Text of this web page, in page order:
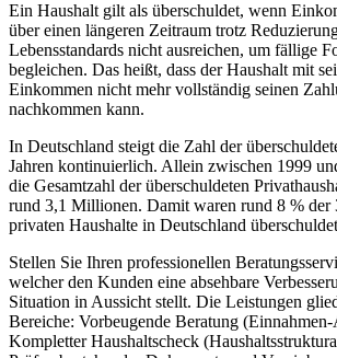
Ein Haushalt gilt als überschuldet, wenn
über einen längeren Zeitraum trotz
Lebensstandards nicht ausreichen, um fällige
begleichen. Das heißt, dass der Haushalt mit
Einkommen nicht mehr vollständig seinen
nachkommen kann.
In Deutschland steigt die Zahl der
Jahren kontinuierlich. Allein zwischen 1999
die Gesamtzahl der überschuldeten
rund 3,1 Millionen. Damit waren rund 8 % der
privaten Haushalte in Deutschland
Stellen Sie Ihren professionellen
welcher den Kunden eine absehbare
Situation in Aussicht stellt. Die Leistungen
Bereiche: Vorbeugende Beratung
Kompletter Haushaltscheck